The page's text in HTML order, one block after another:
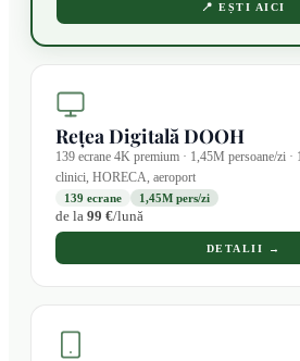
📍EȘTI AICI
Rețea Digitală DOOH
139 ecrane 4K premium · 1,45M persoane/zi ·
clinici, HORECA, aeroport
139 ecrane 1,45M pers/zi
de la99 €/lună
DETALII →